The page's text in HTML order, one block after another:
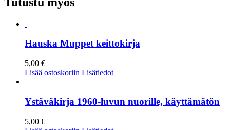
Hauska Muppet keittokirja
5,00 €
Lisää ostoskoriin Lisätiedot
Ystäväkirja 1960-luvun nuorille, käyttämätön
5,00 €